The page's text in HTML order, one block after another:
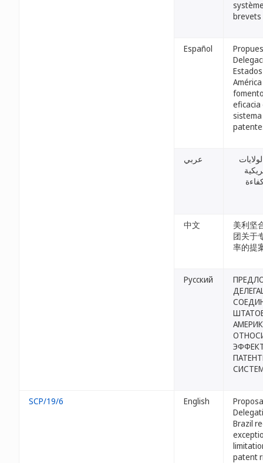
brevets
Español
eficacia
عربي
中文
美利坚
团关于
率的提
Русский
SCP/19/6 English
Brazil
patent